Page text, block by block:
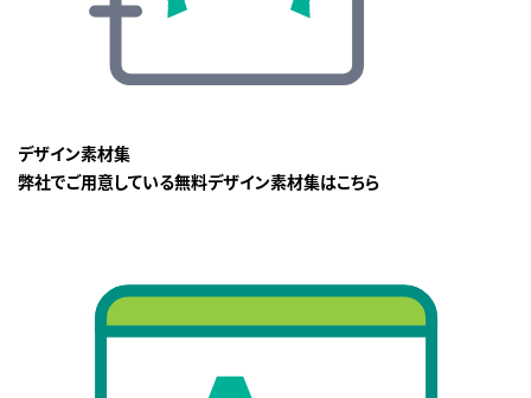
デザイン素材集
弊社でご用意している無料デザイン素材集はこちら